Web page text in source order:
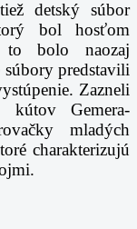
detský súbor
bol hosťom
to bolo naozaj
súbory predstavili
Zazneli
Gemera-
mladých
charakterizujú